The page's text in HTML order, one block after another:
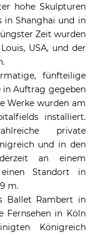
hohe Skulpturen
in Shanghai und in
Zeit wurden
USA, und der
fünfteilige
in Auftrag gegeben
Werke wurden am
installiert.
private
und in den
an einem
Standort in
m.
Ballet Rambert in
Fernsehen in Köln
Königreich